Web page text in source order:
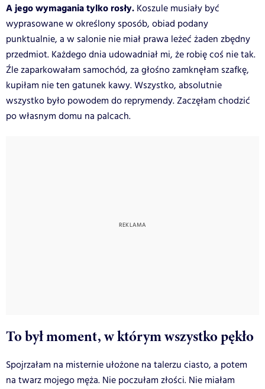
A jego wymagania tylko rosły. Koszule musiały być
wyprasowane w określony sposób, obiad podany
punktualnie, a w salonie nie miał prawa leżeć żaden zbędny
przedmiot. Każdego dnia udowadniał mi, że robię coś nie tak.
Źle zaparkowałam samochód, za głośno zamknęłam szafkę,
kupiłam nie ten gatunek kawy. Wszystko, absolutnie
wszystko było powodem do reprymendy. Zaczęłam chodzić
po własnym domu na palcach.
To był moment, w którym wszystko pękło
Spojrzałam na misternie ułożone na talerzu ciasto, a potem
na twarz mojego męża. Nie poczułam złości. Nie miałam